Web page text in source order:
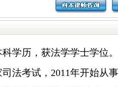
学历，获法学学士学位。
法考试，2011年开始从